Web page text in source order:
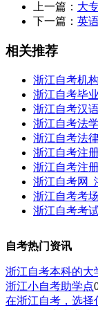
上一篇： 大
下一篇： 英
相关推荐
浙江自考机
浙江自考毕
浙江自考汉
浙江自考法
浙江自考法
浙江自考注
浙江自考注
浙江自考网_
浙江自考考
浙江自考考
自考热门资讯
浙江自考本科的大
浙江小自考助学点
在浙江自考，选择